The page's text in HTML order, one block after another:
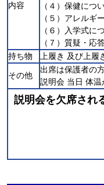
内容
（４）保健につ
（５）アレルギ
（６）入学式に
（７）質疑・応
持ち物
上履き 及び上
その他
出席は保護者の
説明会 当日 体温
説明会を欠席され